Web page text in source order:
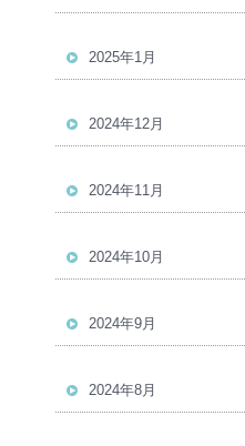
2025年1月
2024年12月
2024年11月
2024年10月
2024年9月
2024年8月